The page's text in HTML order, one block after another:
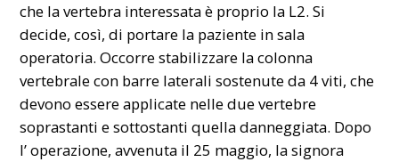
che la vertebra interessata è proprio la L2. Si
decide, così, di portare la paziente in sala
operatoria. Occorre stabilizzare la colonna
vertebrale con barre laterali sostenute da 4 viti, che
devono essere applicate nelle due vertebre
soprastanti e sottostanti quella danneggiata. Dopo
l’ operazione, avvenuta il 25 maggio, la signora